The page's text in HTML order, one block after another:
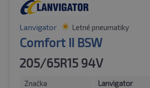
Lanvigator Letné pneumatiky
Comfort II BSW
205/65R15 94V
Značka
Lanvigator